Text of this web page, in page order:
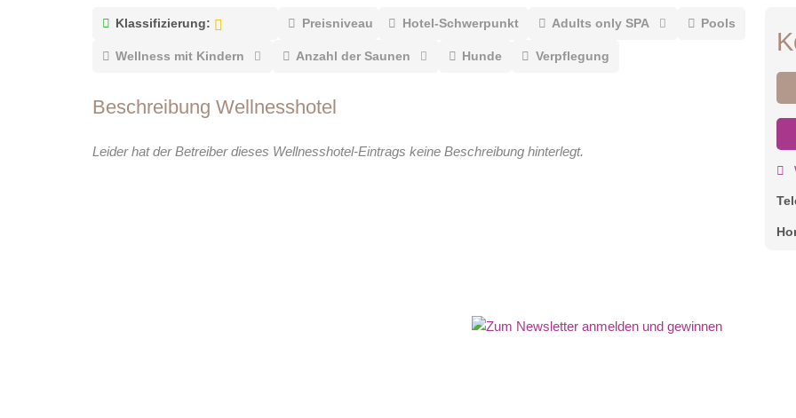
Klassifizierung: Preisniveau Hotel-Schwerpunkt Adults only SPA Pools
Wellness mit Kindern Anzahl der Saunen Hunde Verpflegung
Beschreibung Wellnesshotel
Leider hat der Betreiber dieses Wellnesshotel-Eintrags keine Beschreibung hinterlegt.